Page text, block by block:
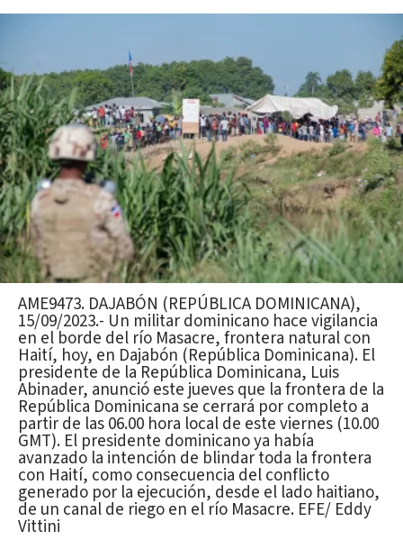
AME9473. DAJABÓN (REPÚBLICA DOMINICANA),
15/09/2023.- Un militar dominicano hace vigilancia
en el borde del río Masacre, frontera natural con
Haití, hoy, en Dajabón (República Dominicana). El
presidente de la República Dominicana, Luis
Abinader, anunció este jueves que la frontera de la
República Dominicana se cerrará por completo a
partir de las 06.00 hora local de este viernes (10.00
GMT). El presidente dominicano ya había
avanzado la intención de blindar toda la frontera
con Haití, como consecuencia del conflicto
generado por la ejecución, desde el lado haitiano,
de un canal de riego en el río Masacre. EFE/ Eddy
Vittini